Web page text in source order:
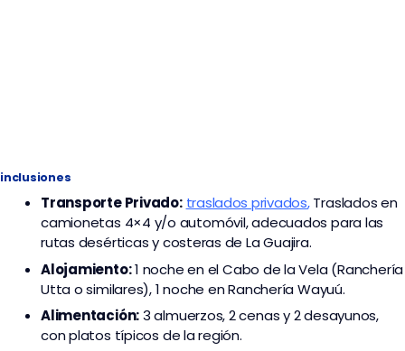
inclusiones
TransportePrivado: traslados privados,Traslados en
camionetas 4×4 y/o automóvil, adecuados para las
rutas desérticas y costeras de La Guajira.
Alojamiento:1 noche en elCabo de la Vela(Ranchería
Utta o similares), 1 noche enRanchería Wayuú.
Alimentación:3 almuerzos, 2 cenas y 2 desayunos,
con platos típicos de la región.